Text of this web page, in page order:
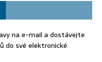
na e-mail a dostávejte
do své elektronické